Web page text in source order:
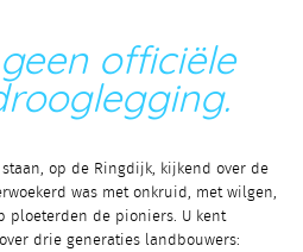
officiële
staan, op de Ringdijk, kijkend over de
was met onkruid, met wilgen,
ploeterden de pioniers. U kent
drie generaties landbouwers: